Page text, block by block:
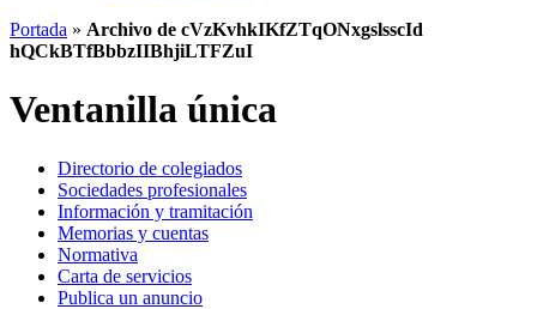
Portada » Archivo de cVzKvhkIKfZTqONxgslsscId
hQCkBTfBbbzIIBhjiLTFZuI
Ventanilla única
Directorio de colegiados
Sociedades profesionales
Información y tramitación
Memorias y cuentas
Normativa
Carta de servicios
Publica un anuncio